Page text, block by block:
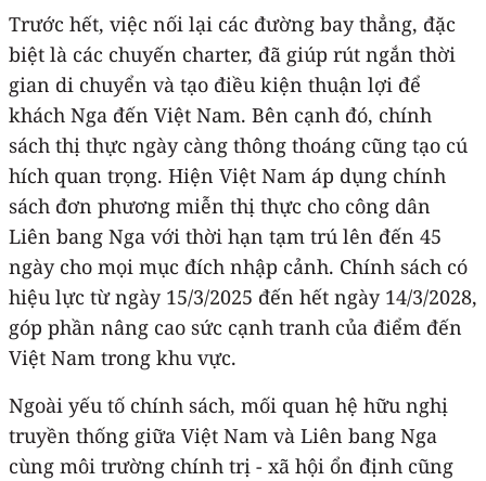
Trước hết, việc nối lại các đường bay thẳng, đặc
biệt là các chuyến charter, đã giúp rút ngắn thời
gian di chuyển và tạo điều kiện thuận lợi để
khách Nga đến Việt Nam. Bên cạnh đó, chính
sách thị thực ngày càng thông thoáng cũng tạo cú
hích quan trọng. Hiện Việt Nam áp dụng chính
sách đơn phương miễn thị thực cho công dân
Liên bang Nga với thời hạn tạm trú lên đến 45
ngày cho mọi mục đích nhập cảnh. Chính sách có
hiệu lực từ ngày 15/3/2025 đến hết ngày 14/3/2028,
góp phần nâng cao sức cạnh tranh của điểm đến
Việt Nam trong khu vực.
Ngoài yếu tố chính sách, mối quan hệ hữu nghị
truyền thống giữa Việt Nam và Liên bang Nga
cùng môi trường chính trị - xã hội ổn định cũng